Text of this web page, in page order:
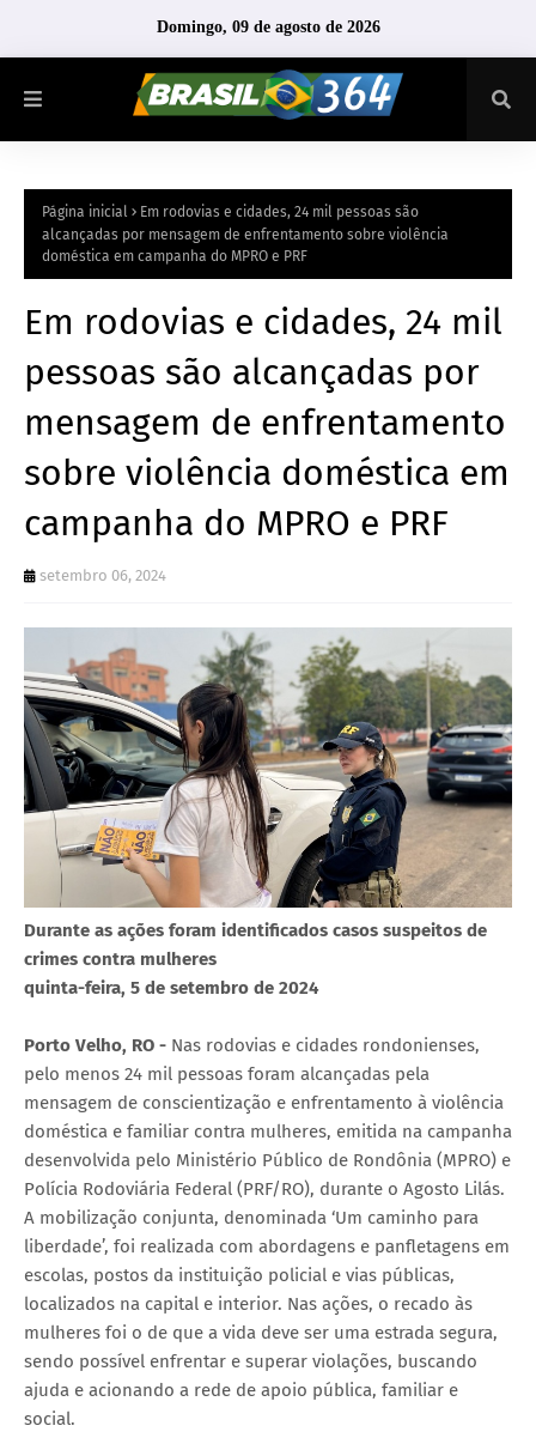
Domingo, 09 de agosto de 2026
Página inicial
Em rodovias e cidades, 24 mil pessoas são
alcançadas por mensagem de enfrentamento sobre violência
doméstica em campanha do MPRO e PRF
Em rodovias e cidades, 24 mil
pessoas são alcançadas por
mensagem de enfrentamento
sobre violência doméstica em
campanha do MPRO e PRF
setembro 06, 2024
Durante as ações foram identificados casos suspeitos de
crimes contra mulheres
quinta-feira, 5 de setembro de 2024
Porto Velho, RO - Nas rodovias e cidades rondonienses,
pelo menos 24 mil pessoas foram alcançadas pela
mensagem de conscientização e enfrentamento à violência
doméstica e familiar contra mulheres, emitida na campanha
desenvolvida pelo Ministério Público de Rondônia (MPRO) e
Polícia Rodoviária Federal (PRF/RO), durante o Agosto Lilás.
A mobilização conjunta, denominada ‘Um caminho para
liberdade’, foi realizada com abordagens e panfletagens em
escolas, postos da instituição policial e vias públicas,
localizados na capital e interior. Nas ações, o recado às
mulheres foi o de que a vida deve ser uma estrada segura,
sendo possível enfrentar e superar violações, buscando
ajuda e acionando a rede de apoio pública, familiar e
social.